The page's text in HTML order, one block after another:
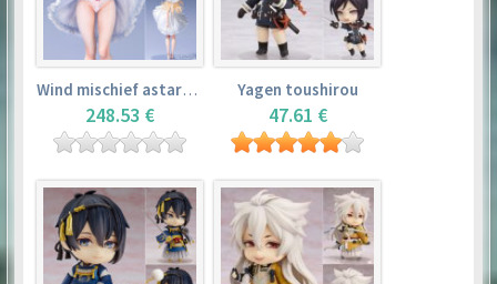
Wind mischief astarotte
248.53 €
Yagen toushirou
47.61 €